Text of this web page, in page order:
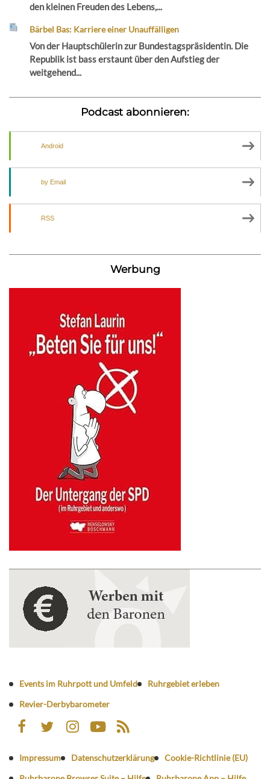
den kleinen Freuden des Lebens,...
Bärbel Bas: Karriere einer Unauffälligen
Von der Hauptschülerin zur Bundestagspräsidentin. Die
Republik ist bass erstaunt über den Aufstieg der
weitgehend...
Podcast abonnieren:
Android
by Email
RSS
Werbung
Events im Ruhrpott und Umfeld
Ruhrgebiet erleben
Revier-Derbybarometer
Impressum Datenschutzerklärung
Cookie-Richtlinie (EU)